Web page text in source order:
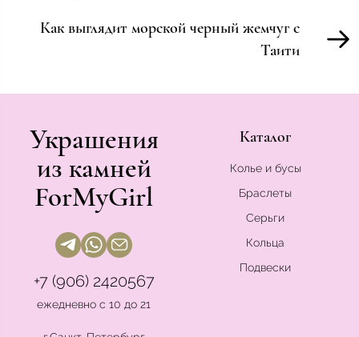
Как выглядит морской черный жемчуг с
Таити
Украшения
из камней
ForMyGirl
+7 (906) 2420567
ежедневно с 10 до 21
Каталог
Колье и бусы
Браслеты
Серьги
Кольца
Подвески